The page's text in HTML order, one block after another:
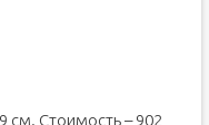
см. Стоимость – 902